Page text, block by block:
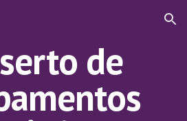
Skip to navigation
de